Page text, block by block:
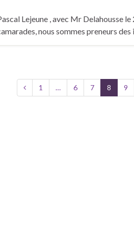
Lejeune , avec Mr Delahousse
nous sommes preneurs
1 … 6 7 8 9